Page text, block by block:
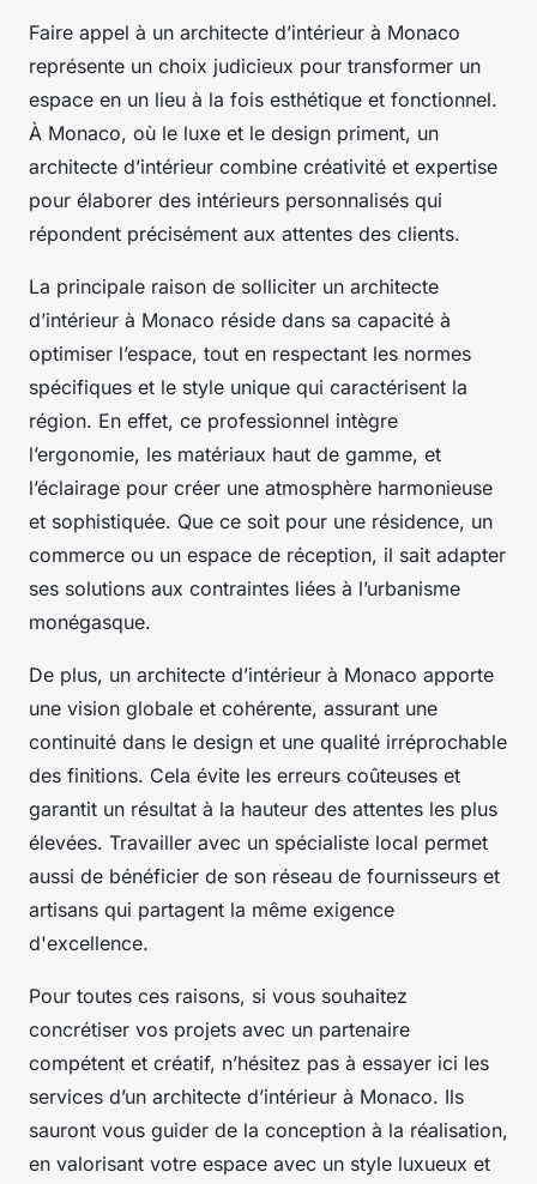
Faire appel à un architecte d’intérieur à Monaco
représente un choix judicieux pour transformer un
espace en un lieu à la fois esthétique et fonctionnel.
À Monaco, où le luxe et le design priment, un
architecte d’intérieur combine créativité et expertise
pour élaborer des intérieurs personnalisés qui
répondent précisément aux attentes des clients.
La principale raison de solliciter un architecte
d’intérieur à Monaco réside dans sa capacité à
optimiser l’espace, tout en respectant les normes
spécifiques et le style unique qui caractérisent la
région. En effet, ce professionnel intègre
l’ergonomie, les matériaux haut de gamme, et
l’éclairage pour créer une atmosphère harmonieuse
et sophistiquée. Que ce soit pour une résidence, un
commerce ou un espace de réception, il sait adapter
ses solutions aux contraintes liées à l’urbanisme
monégasque.
De plus, un architecte d’intérieur à Monaco apporte
une vision globale et cohérente, assurant une
continuité dans le design et une qualité irréprochable
des finitions. Cela évite les erreurs coûteuses et
garantit un résultat à la hauteur des attentes les plus
élevées. Travailler avec un spécialiste local permet
aussi de bénéficier de son réseau de fournisseurs et
artisans qui partagent la même exigence
d'excellence.
Pour toutes ces raisons, si vous souhaitez
concrétiser vos projets avec un partenaire
compétent et créatif, n’hésitez pas à essayer ici les
services d’un architecte d’intérieur à Monaco. Ils
sauront vous guider de la conception à la réalisation,
en valorisant votre espace avec un style luxueux et